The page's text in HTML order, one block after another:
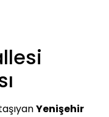
Yenişehir